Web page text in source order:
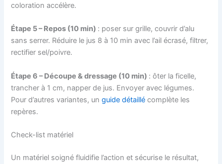
coloration accélère.
Étape 5 – Repos (10 min) : poser sur grille, couvrir d’alu
sans serrer. Réduire le jus 8 à 10 min avec l’ail écrasé, filtrer,
rectifier sel/poivre.
Étape 6 – Découpe & dressage (10 min) : ôter la ficelle,
trancher à 1 cm, napper de jus. Envoyer avec légumes.
Pour d’autres variantes, unguide détaillé complète les
repères.
Check-list matériel
Un matériel soigné fluidifie l’action et sécurise le résultat,